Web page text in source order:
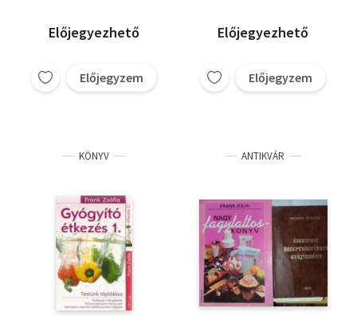
Előjegyezhető
Előjegyzem
Előjegyezhető
Előjegyzem
KÖNYV ANTIKVÁR